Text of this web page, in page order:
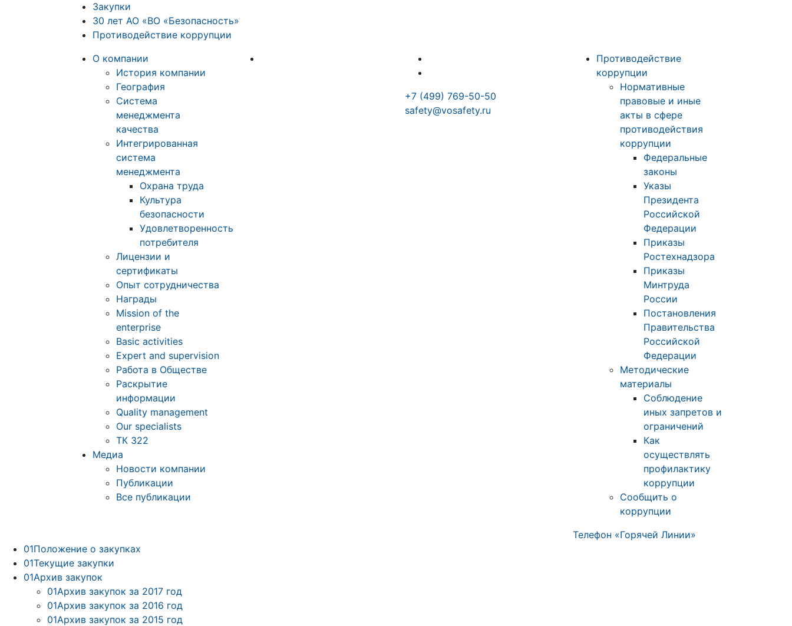
Закупки
30 лет АО «ВО «Безопасность»
Противодействие коррупции
О компании
История компании
География
Система
менеджмента
качества
Интегрированная
система
менеджмента
Охрана труда
Культура
безопасности
Удовлетворенность
потребителя
Лицензии и
сертификаты
Опыт сотрудничества
Награды
Mission of the
enterprise
Basic activities
Expert and supervision
Работа в Обществе
Раскрытие
информации
Quality management
Our specialists
ТК 322
Медиа
Новости компании
Публикации
Все публикации
+7 (499) 769-50-50
safety@vosafety.ru
Противодействие
коррупции
Нормативные
правовые и иные
акты в сфере
противодействия
коррупции
Федеральные
законы
Указы
Президента
Российской
Федерации
Приказы
Ростехнадзора
Приказы
Минтруда
России
Постановления
Правительства
Российской
Федерации
Методические
материалы
Соблюдение
иных запретов и
ограничений
Как
осуществлять
профилактику
коррупции
Сообщить о
коррупции
Телефон «Горячей Линии»
01Положение о закупках
01Текущие закупки
01Архив закупок
01Архив закупок за 2017 год
01Архив закупок за 2016 год
01Архив закупок за 2015 год